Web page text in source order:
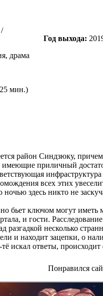
Год выхода:
драма
мин.)
район Синдзюку, причем
приличный
всех этих
здесь никто не
бьет ключом могут
и гости.
разгадкой несколько
и находит зацепки, о
искал ответы,
Понравился